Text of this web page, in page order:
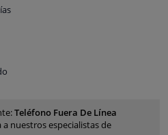
Teléfono Fuera De Línea
nuestros especialistas de